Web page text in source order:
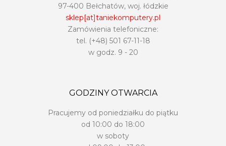
97-400 Bełchatów, woj. łódzkie
sklep[at]taniekomputery.pl
Zamówienia telefoniczne:
tel. (+48) 501 67-11-18
w godz. 9 - 20
GODZINY OTWARCIA
Pracujemy od poniedziałku do piątku
od 10:00 do 18:00
w soboty